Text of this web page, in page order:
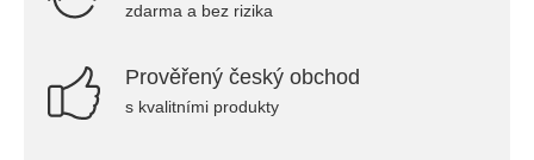
zdarma a bez rizika
Prověřený český obchod
s kvalitními produkty